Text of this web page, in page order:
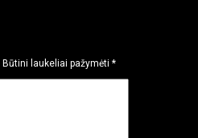
Būtini laukeliai pažymėti *